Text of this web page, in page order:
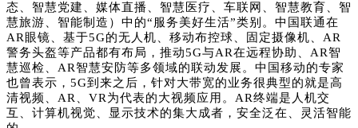
态、智慧党建、媒体直播、智慧医疗、车联网、智慧教育、智
慧旅游、智能制造）中的“服务美好生活”类别。 中国联通在
AR眼镜、基于5G的无人机、移动布控球、固定摄像机、AR
警务头盔等产品都有布局，推动5G与AR在远程协助、AR智
慧巡检、AR智慧安防等多领域的联动发展。 中国移动的专家
也曾表示，5G到来之后，针对大带宽的业务很典型的就是高
清视频、AR、VR为代表的大视频应用。AR终端是人机交
互、计算机视觉、显示技术的集大成者，安全泛在、灵活智能